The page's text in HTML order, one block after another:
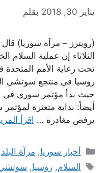
يناير 30, 2018 بقلم
(رويترز – مرآة سوريا)
الثلاثاء إن عملية السلام
تحت رعاية الأمم
روسيا في منتجع سوتشي
حيث بدأ مؤتمر سوري في
أيضاً: بداية متعثرة
يرفض مغادرة … اقرأ
التصنيفات
أخبار سوريا, مرآة البلد,
الوسوم
السلام,روسيا,